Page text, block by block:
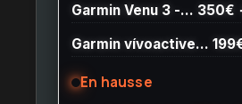
Garmin Venu 3 -… 350€
Garmin vívoactive…
En hausse